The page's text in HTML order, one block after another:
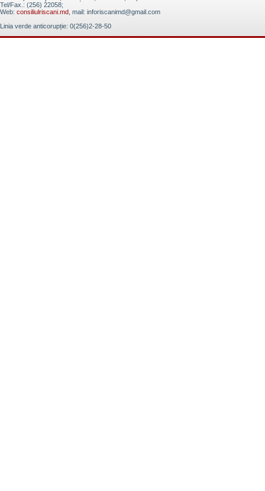
Tel/Fax.: (256) 22058;
Web: consiliulriscani.md , mail: inforiscanimd@gmail.com
Linia verde anticorupție: 0(256)2-28-50